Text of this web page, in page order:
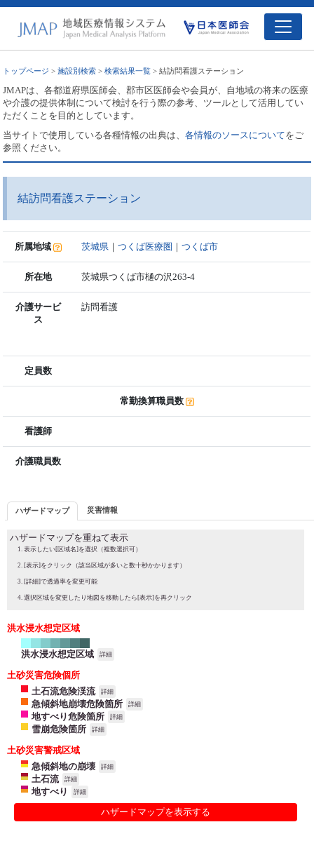
トップページ >施設別検索 >検索結果一覧 > 結訪問看護ステーション
JMAPは、各都道府県医師会、郡市区医師会や会員が、自地域の将来の医療
や介護の提供体制について検討を行う際の参考、ツールとして活用してい
ただくことを目的としています。
当サイトで使用している各種情報の出典は、各情報のソースについてをご
参照ください。
結訪問看護ステーション
所属地域 茨城県 ｜つくば医療圏 ｜つくば市
所在地 茨城県つくば市樋の沢263-4
介護サービ
ス
訪問看護
定員数
常勤換算職員数
看護師
介護職員数
ハザードマップ 災害情報
ハザードマップを重ねて表示
表示したい[区域名]を選択（複数選択可）
[表示]をクリック（該当区域が多いと数十秒かかります）
[詳細]で透過率を変更可能
選択区域を変更したり地図を移動したら[表示]を再クリック
洪水浸水想定区域
洪水浸水想定区域 詳細
土砂災害危険個所
土石流危険渓流
詳細
急傾斜地崩壊危険箇所 詳細
地すべり危険箇所 詳細
雪崩危険箇所 詳細
土砂災害警戒区域
急傾斜地の崩壊
詳細
土石流 詳細
地すべり 詳細
ハザードマップを表示する